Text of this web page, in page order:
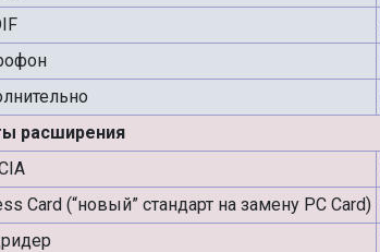
расширения
Card (“новый” стандарт на замену PC Card)